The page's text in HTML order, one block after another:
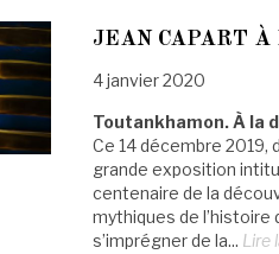
JEAN CAPART À
4 janvier 2020
Toutankhamon. À la
Ce 14 décembre 2019,
grande exposition
centenaire de la
mythiques de l’histoire
s’imprégner de la... Lire